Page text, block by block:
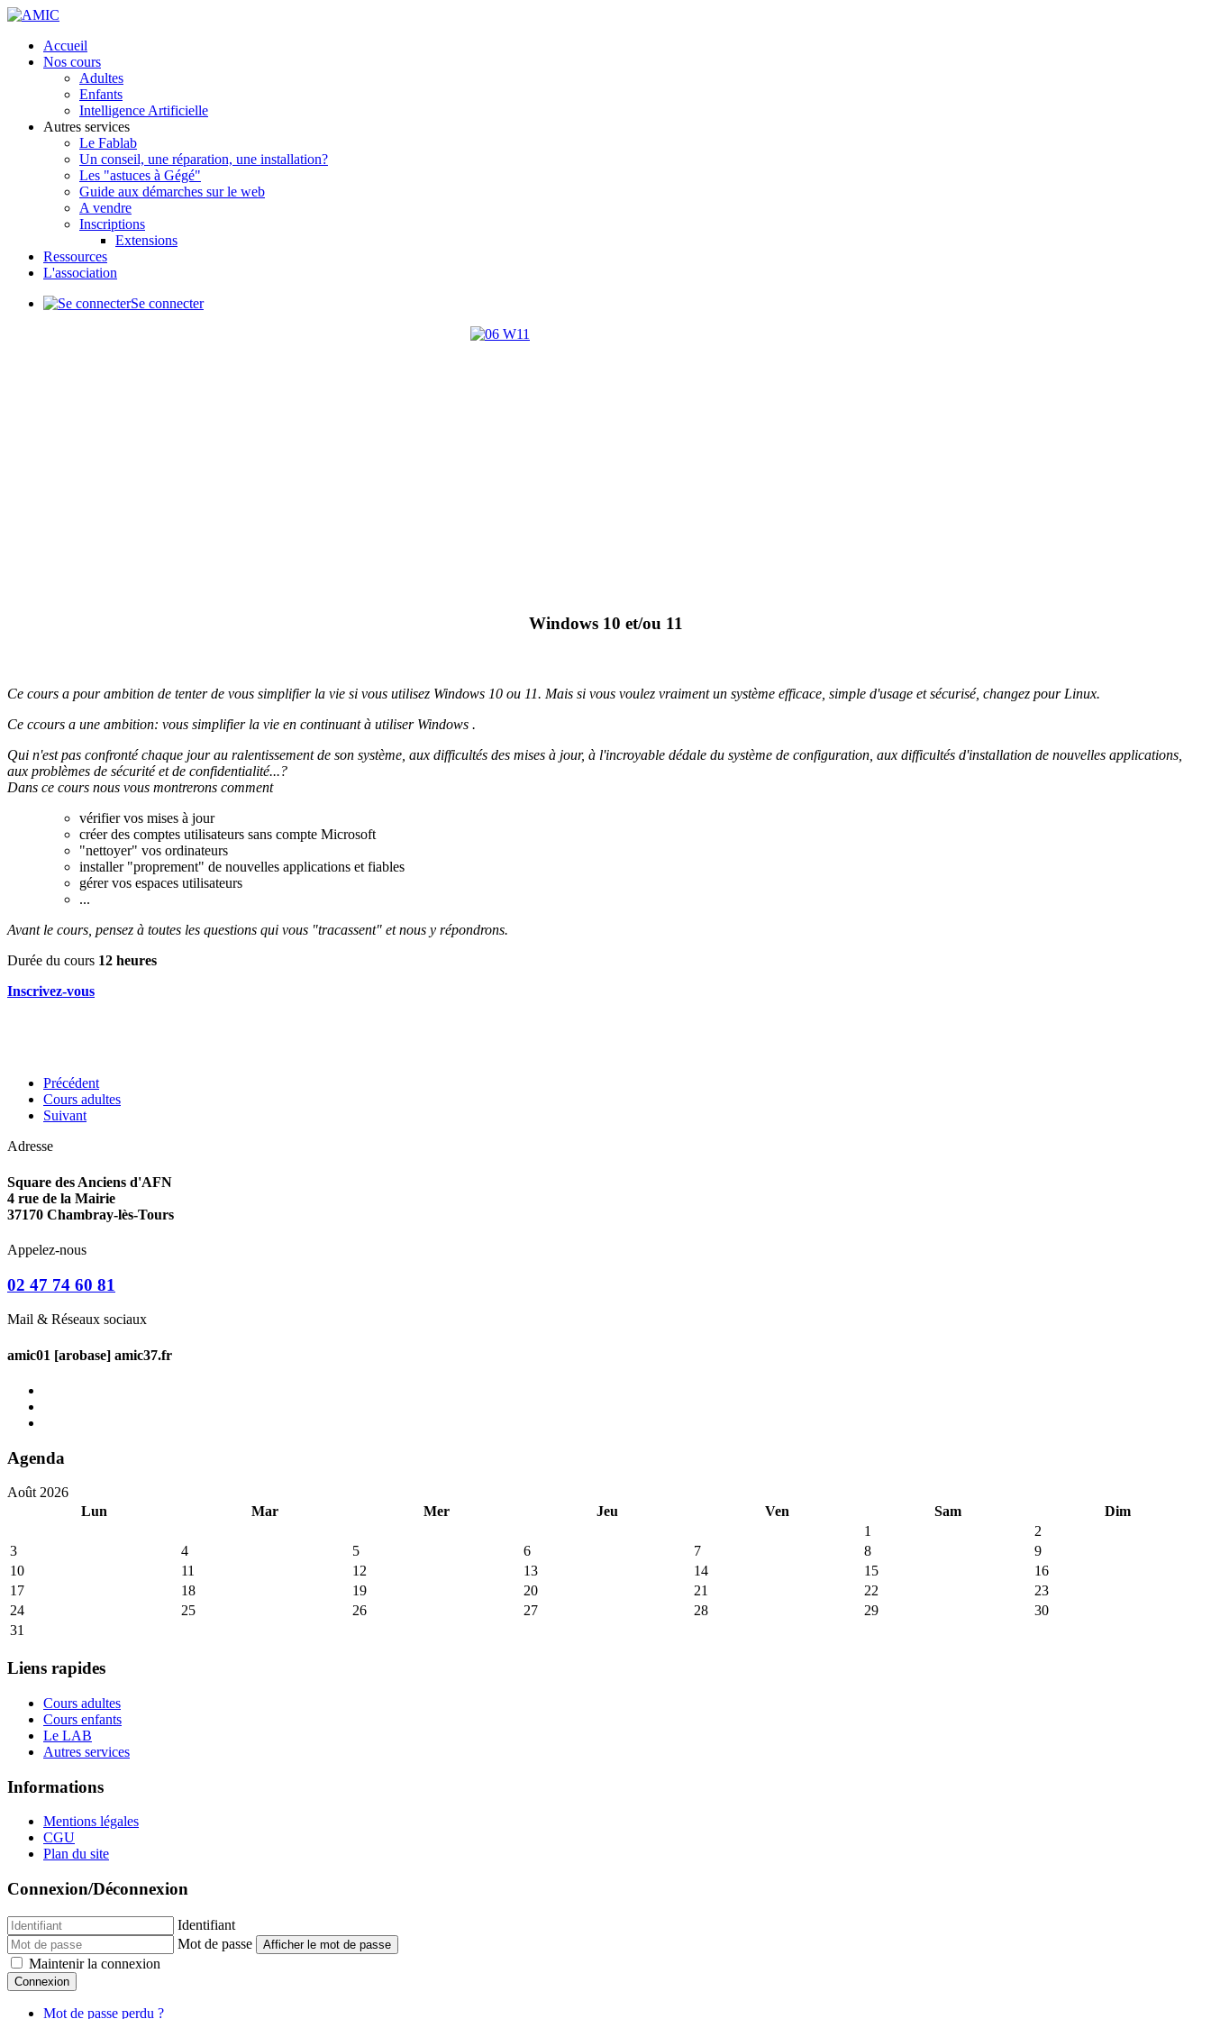
Accueil
Nos cours
Adultes
Enfants
Intelligence Artificielle
Autres services
Le Fablab
Un conseil, une réparation, une installation?
Les "astuces à Gégé"
Guide aux démarches sur le web
A vendre
Inscriptions
Extensions
Ressources
L'association
Se connecter
Windows 10 et/ou 11
Ce cours a pour ambition de tenter de vous simplifier la vie si vous utilisez Windows 10 ou 11. Mais si vous voulez vraiment un système efficace, simple d'usage et sécurisé, changez pour Linux.
Ce ccours a une ambition: vous simplifier la vie en continuant à utiliser Windows .
Qui n'est pas confronté chaque jour au ralentissement de son système, aux difficultés des mises à jour, à l'incroyable dédale du système de configuration, aux difficultés d'installation de nouvelles applications,
aux problèmes de sécurité et de confidentialité...?
Dans ce cours nous vous montrerons comment
vérifier vos mises à jour
créer des comptes utilisateurs sans compte Microsoft
"nettoyer" vos ordinateurs
installer "proprement" de nouvelles applications et fiables
gérer vos espaces utilisateurs
...
Avant le cours, pensez à toutes les questions qui vous "tracassent" et nous y répondrons.
Durée du cours 12 heures
Inscrivez-vous
Précédent
Cours adultes
Suivant
Adresse
Square des Anciens d'AFN
4 rue de la Mairie
37170 Chambray-lès-Tours
Appelez-nous
02 47 74 60 81
Mail & Réseaux sociaux
amic01 [arobase] amic37.fr
Agenda
précédente
précédent
suivante
suivant
Août 2026
Lun
Mar Mer Jeu Ven Sam
Dim
1
2
3
4 5 6 7 8
9
10
11 12 13 14 15
16
17
18 19 20 21 22
23
24
25 26 27 28 29
30
31
Liens rapides
Cours adultes
Cours enfants
Le LAB
Autres services
Informations
Mentions légales
CGU
Plan du site
Connexion/Déconnexion
Identifiant
Mot de passe
Afficher le mot de passe
Maintenir la connexion
Connexion
Mot de passe perdu ?